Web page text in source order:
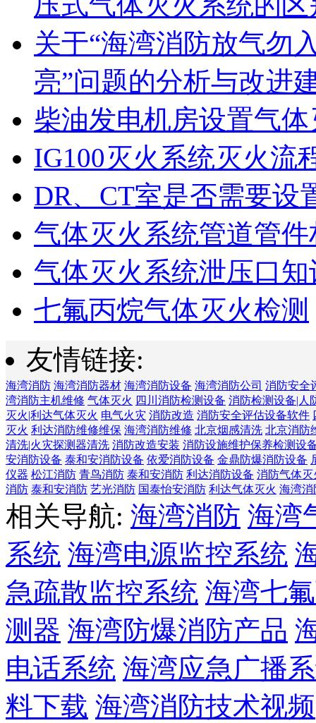
关于“海湾消防放气勿
亮”问题的分析与改进
柴油发电机房设置气
IG100灭火系统灭火流
DR、CT室是否需要设
气体灭火系统管道管
气体灭火系统泄压口
七氟丙烷气体灭火检测
友情链接:
海湾消防 海湾消防器材 海湾消防设备 海湾消防公司 消防安全
湾消防主机维修 气体灭火 四川消防检测设备 消防检测设备|人
灭火|利达气体灭火 电气火灾 消防改造 消防安全评估设备软件
灭火 利达消防维修维保 海湾消防维修 北京烟感清洗 北京消防
清洗|火灾探测器清洗 消防改造安装 消防设施维护保养检测设
安消防设备 泰和安消防设备 依爱消防设备 金鼎防爆消防设备
仪器 松江消防 青鸟消防 泰和安消防 利达消防设备 消防气体灭
消防 泰和安消防 艺光消防 国泰怡安消防 利达气体灭火 海湾消
相关导航: 海湾消防 海湾
系统 海湾电源监控系统
急疏散监控系统 海湾七
测器 海湾防爆消防产品
电话系统 海湾应急广播
料下载 海湾消防技术视频